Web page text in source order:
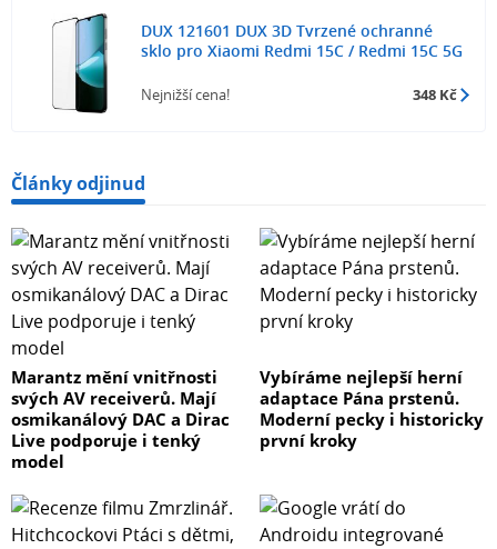
DUX 121601 DUX 3D Tvrzené ochranné
sklo pro Xiaomi Redmi 15C / Redmi 15C 5G
Nejnižší cena! 348 Kč
Články odjinud
Marantz mění vnitřnosti
svých AV receiverů. Mají
osmikanálový DAC a Dirac
Live podporuje i tenký
model
Vybíráme nejlepší herní
adaptace Pána prstenů.
Moderní pecky i historicky
první kroky